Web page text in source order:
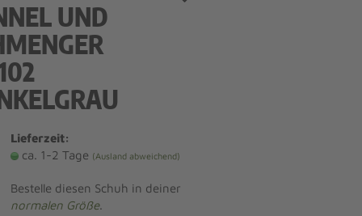
UND
Lieferzeit:
ca. 1-2 Tage (Ausland abweichend)
Bestelle diesen Schuh in deiner
normalen Größe.